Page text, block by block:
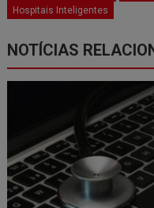
Hospitais Inteligentes
NOTÍCIAS